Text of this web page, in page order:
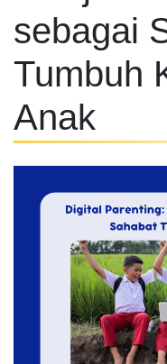
sebagai
Tumbuh
Anak